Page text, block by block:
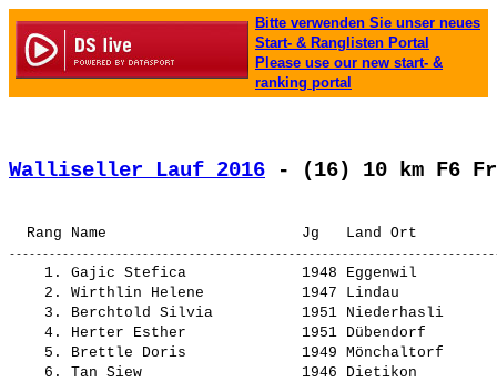
Bitte verwenden Sie unser neues
Start- & Ranglisten Portal
Please use our new start- &
ranking portal
Walliseller Lauf 2016 - (16) 10 km F6
    1.
Gajic Stefica
1948 Eggenwil
    2.
Wirthlin Helene
1947 Lindau
    3.
Berchtold Silvia
1951 Niederhasli
    4.
Herter Esther
1951 Dübendorf
    5.
Brettle Doris
1949 Mönchaltorf
    6.
Tan Siew